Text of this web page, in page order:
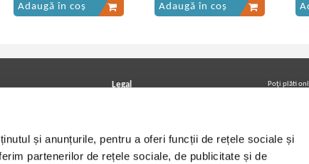
și anunțurile, pentru a oferi funcții de rețele sociale și
partenerilor de rețele sociale, de publicitate și de
Adaugă în coș Adaugă în coș
DVD
Legal
Termeni si conditii
Utilizare cookie-uri
Poţi plăti
Urmăreşte-